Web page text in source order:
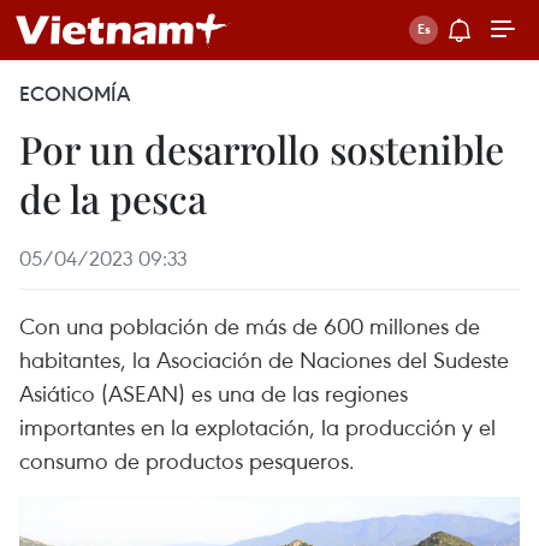
ECONOMÍA
Por un desarrollo sostenible
de la pesca
05/04/2023 09:33
Con una población de más de 600 millones de
habitantes, la Asociación de Naciones del Sudeste
Asiático (ASEAN) es una de las regiones
importantes en la explotación, la producción y el
consumo de productos pesqueros.